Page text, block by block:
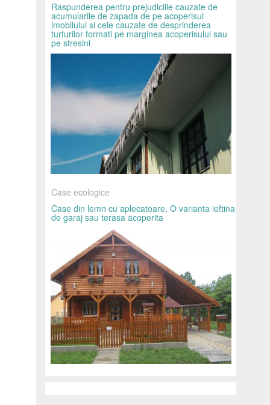
Raspunderea pentru prejudiciile cauzate de
acumularile de zapada de pe acoperisul
imobilului si cele cauzate de desprinderea
turturilor formati pe marginea acoperisului sau
pe stresini
Case ecologice
Case din lemn cu aplecatoare. O varianta ieftina
de garaj sau terasa acoperita